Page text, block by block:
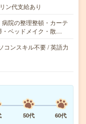
ン代支給あり
院の整理整頓・カーテ
・ベッドメイク・散…
コンスキル不要 / 英語力
50代
60代